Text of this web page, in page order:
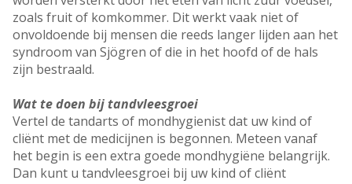
zoals fruit of komkommer. Dit werkt vaak niet of
onvoldoende bij mensen die reeds langer lijden aan het
syndroom van Sjögren of die in het hoofd of de hals
zijn bestraald.
Wat te doen bij tandvleesgroei
Vertel de tandarts of mondhygienist dat uw kind of
cliënt met de medicijnen is begonnen. Meteen vanaf
het begin is een extra goede mondhygiëne belangrijk.
Dan kunt u tandvleesgroei bij uw kind of cliënt